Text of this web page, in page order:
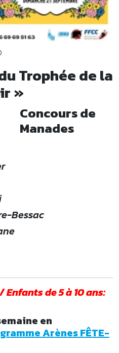
Trophée de la
»
Concours de
Manades
Bessac
de 5 à 10 ans:
en
Arènes FÊTE-